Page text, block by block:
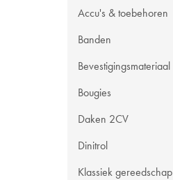
Accu's & toebehoren
Banden
Bevestigingsmateriaal
Bougies
Daken 2CV
Dinitrol
Klassiek gereedschap